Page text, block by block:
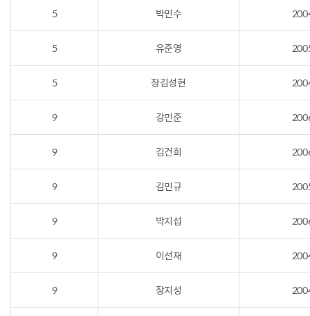
5 박민수
5 유준영
5 장김성현
9 강민준
9 김건희
9 김민규
9 박지섭
9 이선재
9 장지성